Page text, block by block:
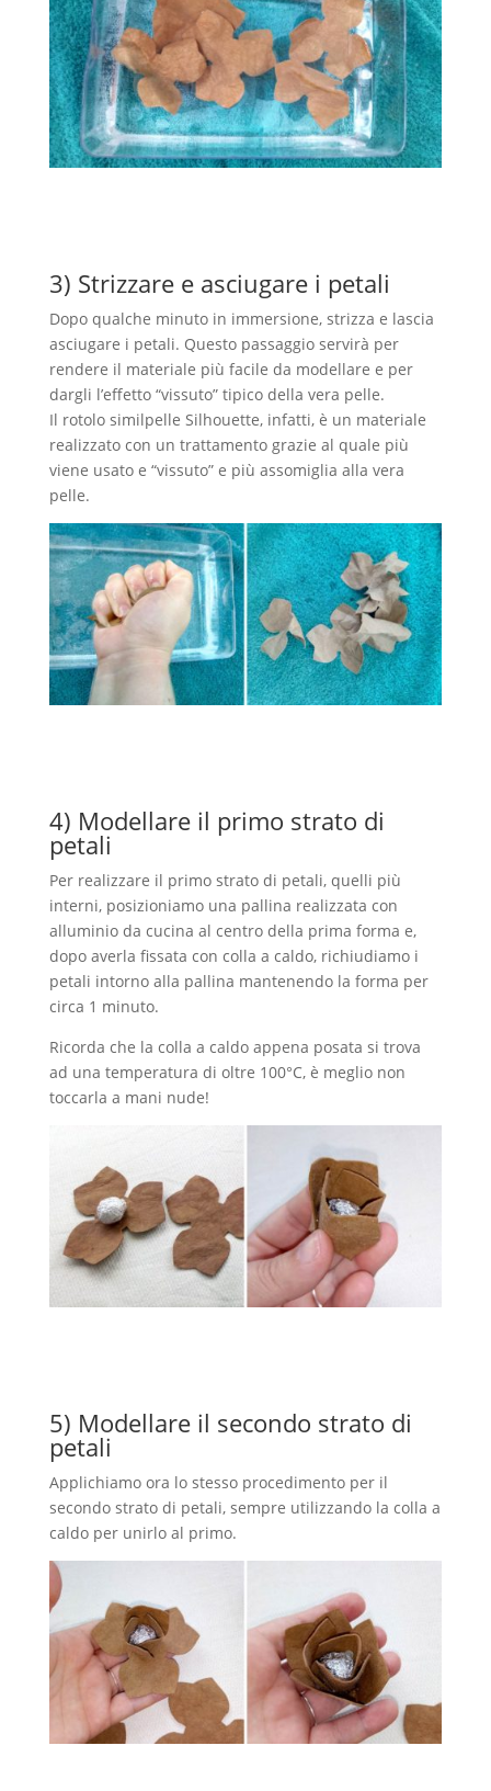
3) Strizzare e asciugare i petali
Dopo qualche minuto in immersione, strizza e lascia
asciugare i petali. Questo passaggio servirà per
rendere il materiale più facile da modellare e per
dargli l’effetto “vissuto” tipico della vera pelle.
Il rotolo similpelle Silhouette, infatti, è un materiale
realizzato con un trattamento grazie al quale più
viene usato e “vissuto” e più assomiglia alla vera
pelle.
4) Modellare il primo strato di
petali
Per realizzare il primo strato di petali, quelli più
interni, posizioniamo una pallina realizzata con
alluminio da cucina al centro della prima forma e,
dopo averla fissata con colla a caldo, richiudiamo i
petali intorno alla pallina mantenendo la forma per
circa 1 minuto.
Ricorda che la colla a caldo appena posata si trova
ad una temperatura di oltre 100°C, è meglio non
toccarla a mani nude!
5) Modellare il secondo strato di
petali
Applichiamo ora lo stesso procedimento per il
secondo strato di petali, sempre utilizzando la colla a
caldo per unirlo al primo.